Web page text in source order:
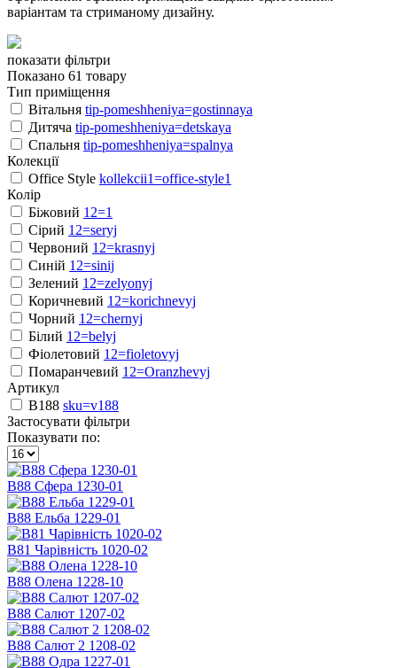
варіантам та стриманому дизайну.
показати фільтри
Показано 61 товару
Тип приміщення
Вітальня tip-pomeshheniya=gostinnaya
Дитяча tip-pomeshheniya=detskaya
Спальня tip-pomeshheniya=spalnya
Колекції
Office Style kollekcii1=office-style1
Колір
Біжовий 12=1
Сірий 12=seryj
Червоний 12=krasnyj
Синій 12=sinij
Зелений 12=zelyonyj
Коричневий 12=korichnevyj
Чорний 12=chernyj
Білий 12=belyj
Фіолетовий 12=fioletovyj
Помаранчевий 12=Oranzhevyj
Артикул
B188 sku=v188
Застосувати фільтри
Показувати по:
В88 Сфера 1230-01
В88 Ельба 1229-01
B81 Чарівність 1020-02
В88 Олена 1228-10
В88 Салют 1207-02
В88 Салют 2 1208-02